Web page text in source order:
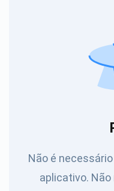
Não é
aplicativo.